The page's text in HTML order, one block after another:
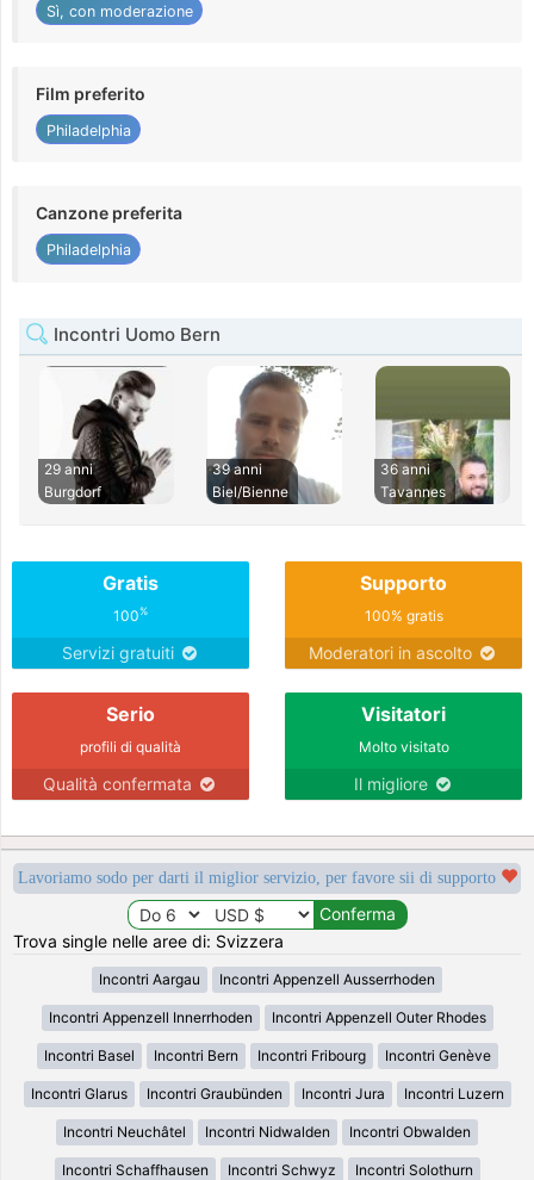
Sì, con moderazione
Film preferito
Philadelphia
Canzone preferita
Philadelphia
Incontri Uomo Bern
29 anni
Burgdorf
39 anni
Biel/Bienne
36 anni
Tavannes
Gratis
100%
Servizi gratuiti
Supporto
100% gratis
Moderatori in ascolto
Serio
profili di qualità
Qualità confermata
Visitatori
Molto visitato
Il migliore
Lavoriamo sodo per darti il miglior servizio, per favore sii di supporto
Trova single nelle aree di: Svizzera
Incontri Aargau Incontri Appenzell Ausserrhoden
Incontri Appenzell Innerrhoden Incontri Appenzell Outer Rhodes
Incontri Basel Incontri Bern Incontri Fribourg Incontri Genève
Incontri Glarus Incontri Graubünden Incontri Jura Incontri Luzern
Incontri Neuchâtel Incontri Nidwalden Incontri Obwalden
Incontri Schaffhausen Incontri Schwyz Incontri Solothurn